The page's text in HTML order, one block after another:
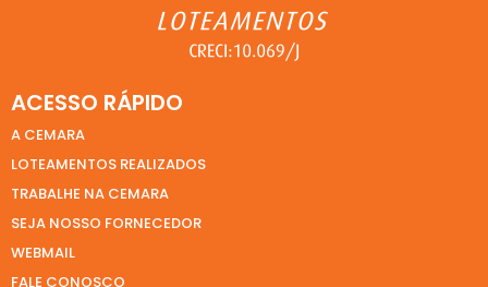
ACESSO RÁPIDO
A CEMARA
LOTEAMENTOS REALIZADOS
TRABALHE NA CEMARA
SEJA NOSSO FORNECEDOR
WEBMAIL
FALE CONOSCO